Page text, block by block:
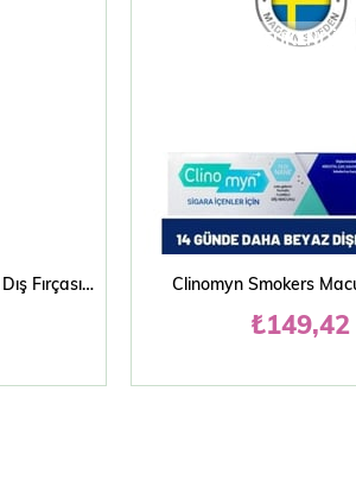
Sensodyne Hızlı Rahatlama Dış Fırçası Yumuşak 1+1
TÜKENDI
Clinomyn Smokers
₺149,42